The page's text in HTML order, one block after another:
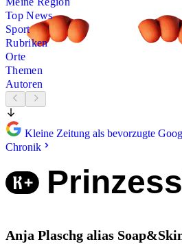
Top News
Sport
Rubriken
Orte
Themen
Autoren
Kleine Zeitung als bevorzugte
Chronik
Anja Plaschg alias